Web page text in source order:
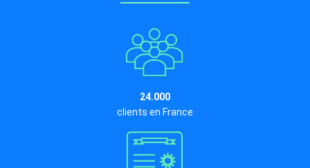
24.000
clients en France